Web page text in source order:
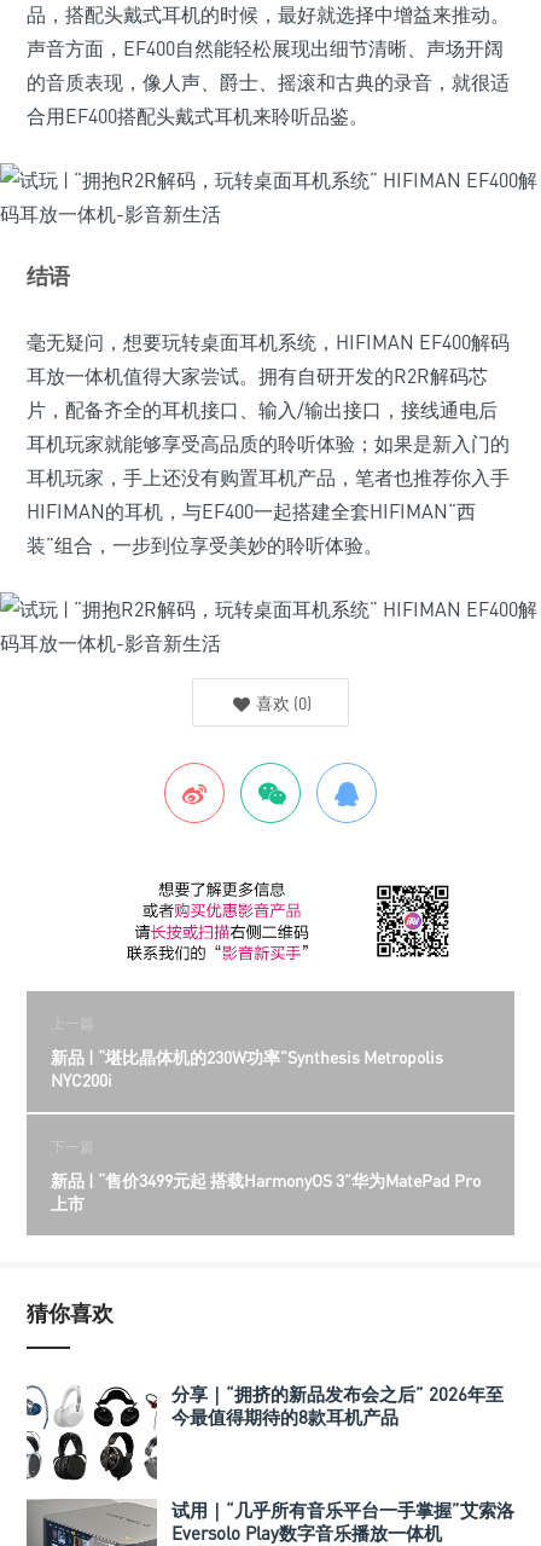
品，搭配头戴式耳机的时候，最好就选择中增益来推动。
声音方面，EF400自然能轻松展现出细节清晰、声场开阔
的音质表现，像人声、爵士、摇滚和古典的录音，就很适
合用EF400搭配头戴式耳机来聆听品鉴。
结语
毫无疑问，想要玩转桌面耳机系统，HIFIMAN EF400解码
耳放一体机值得大家尝试。拥有自研开发的R2R解码芯
片，配备齐全的耳机接口、输入/输出接口，接线通电后
耳机玩家就能够享受高品质的聆听体验；如果是新入门的
耳机玩家，手上还没有购置耳机产品，笔者也推荐你入手
HIFIMAN的耳机，与EF400一起搭建全套HIFIMAN“西
装”组合，一步到位享受美妙的聆听体验。
喜欢 (0)
上一篇
新品 | “堪比晶体机的230W功率”Synthesis Metropolis
NYC200i
下一篇
新品 | “售价3499元起 搭载HarmonyOS 3”华为MatePad Pro
上市
猜你喜欢
分享｜“拥挤的新品发布会之后” 2026年至
今最值得期待的8款耳机产品
试用｜“几乎所有音乐平台一手掌握”艾索洛
Eversolo Play数字音乐播放一体机